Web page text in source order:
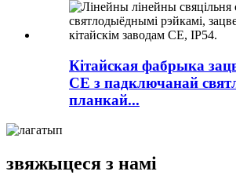
Кітайская фабрыка
CE з падключанай
планкай...
звяжыцеся з намі